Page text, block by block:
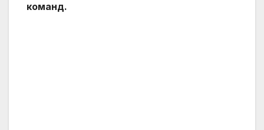
команд.